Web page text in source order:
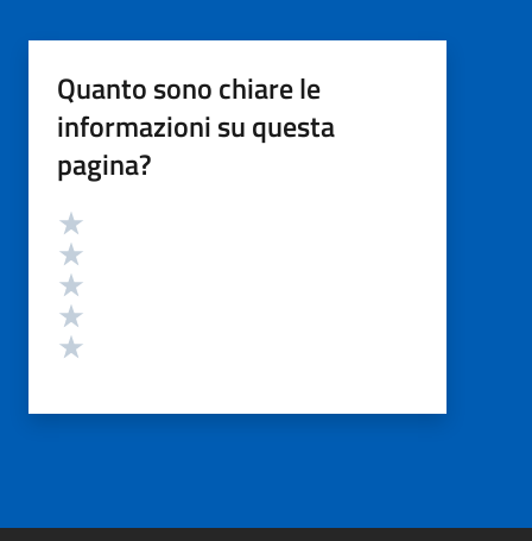
Quanto sono chiare le
informazioni su questa
pagina?
Valutazione